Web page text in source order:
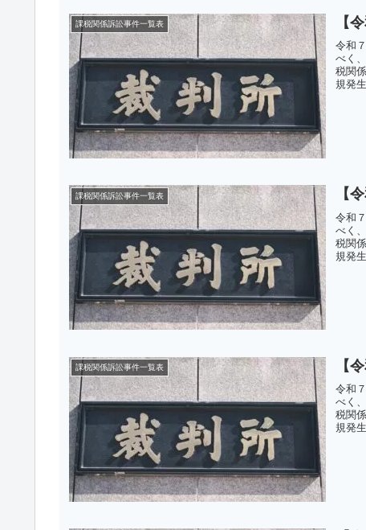
課税関係訴訟事件一覧表 【
令和
べく
税関
規発
課税関係訴訟事件一覧表 【
令和
べく
税関
規発
課税関係訴訟事件一覧表 【
令和
べく
税関
規発